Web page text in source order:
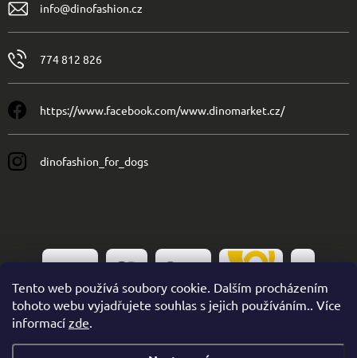
Tento web používá soubory cookie. Dalším procházením
tohoto webu vyjadřujete souhlas s jejich používáním.. Více
informací zde.
info@dinofashion.cz
774 812 826
https://www.facebook.com/www.dinomarket.cz/
dinofashion_for_dogs